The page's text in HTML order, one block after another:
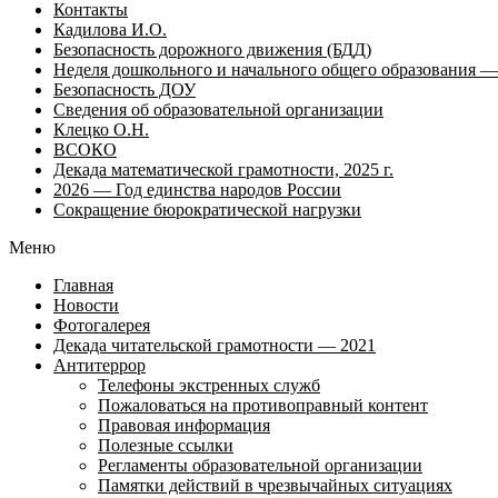
Контакты
Кадилова И.О.
Безопасность дорожного движения (БДД)
Неделя дошкольного и начального общего образования —
Безопасность ДОУ
Сведения об образовательной организации
Клецко О.Н.
ВСОКО
Декада математической грамотности, 2025 г.
2026 — Год единства народов России
Сокращение бюрократической нагрузки
Меню
Главная
Новости
Фотогалерея
Декада читательской грамотности — 2021
Антитеррор
Телефоны экстренных служб
Пожаловаться на противоправный контент
Правовая информация
Полезные ссылки
Регламенты образовательной организации
Памятки действий в чрезвычайных ситуациях